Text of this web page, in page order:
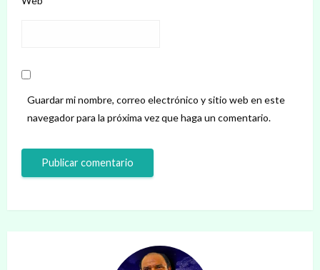
Guardar mi nombre, correo electrónico y sitio web en este
navegador para la próxima vez que haga un comentario.